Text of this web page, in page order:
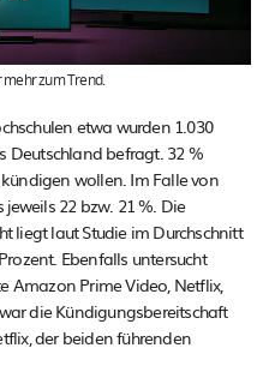
mehr zum Trend.
etwa wurden 1.030
Deutschland befragt. 32 %
wollen. Im Falle von
22 bzw. 21 %. Die
liegt laut Studie im Durchschnitt
Ebenfalls untersucht
Amazon Prime Video, Netflix,
die Kündigungsbereitschaft
der beiden führenden